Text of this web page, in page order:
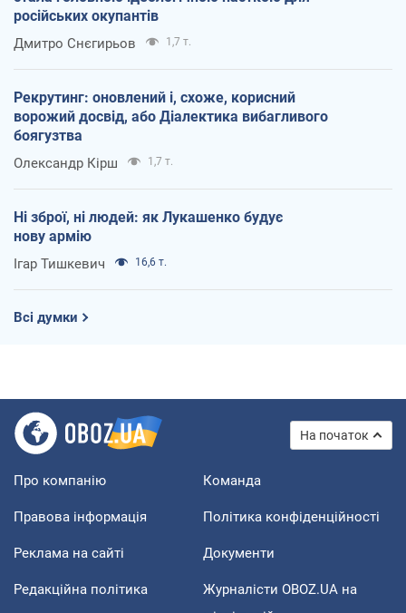
російських окупантів
Дмитро Снєгирьов 1,7 т.
Рекрутинг: оновлений і, схоже, корисний
ворожий досвід, або Діалектика вибагливого
боягузтва
Олександр Кірш 1,7 т.
Ні зброї, ні людей: як Лукашенко будує
нову армію
Ігар Тишкевич 16,6 т.
Всі думки
На початок
Про компанію Команда
Правова інформація Політика конфіденційності
Реклама на сайті Документи
Редакційна політика
Журналісти OBOZ.UA на